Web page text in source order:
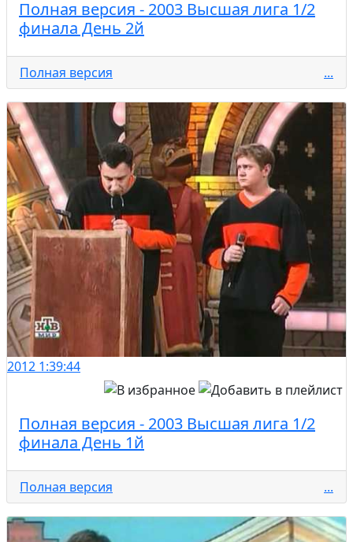
Полная версия - 2003 Высшая лига 1/2
финала День 2й
Полная версия ...
2012 1:39:44
Полная версия - 2003 Высшая лига 1/2
финала День 1й
Полная версия ...